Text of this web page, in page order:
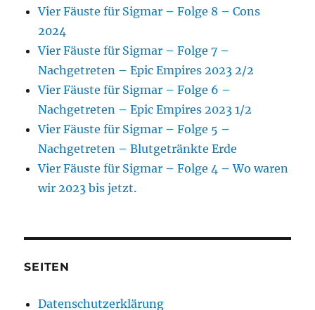
Vier Fäuste für Sigmar – Folge 8 – Cons
2024
Vier Fäuste für Sigmar – Folge 7 –
Nachgetreten – Epic Empires 2023 2/2
Vier Fäuste für Sigmar – Folge 6 –
Nachgetreten – Epic Empires 2023 1/2
Vier Fäuste für Sigmar – Folge 5 –
Nachgetreten – Blutgetränkte Erde
Vier Fäuste für Sigmar – Folge 4 – Wo waren
wir 2023 bis jetzt.
SEITEN
Datenschutzerklärung